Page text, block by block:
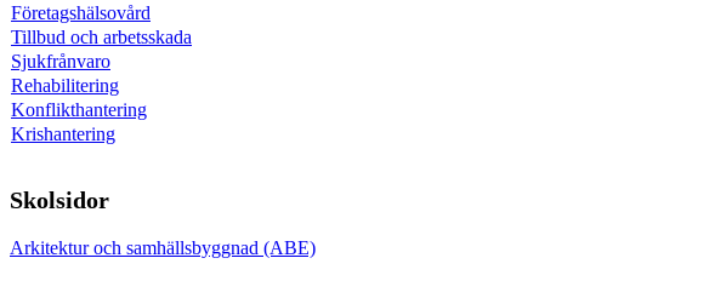
Företagshälsovård
Tillbud och arbetsskada
Sjukfrånvaro
Rehabilitering
Konflikthantering
Krishantering
Skolsidor
Arkitektur och samhällsbyggnad (ABE)